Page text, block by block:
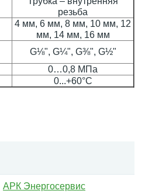
резьба
4 мм, 6 мм, 8 мм, 10 мм, 12
мм, 14 мм, 16 мм
G⅛", G¼", G⅜", G½"
0…0,8 МПа
0...+60°С
АРК Энергосервис